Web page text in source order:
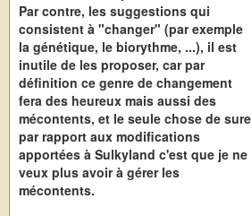
Par contre, les suggestions qui
consistent à "changer" (par exemple
la génétique, le biorythme, ...), il est
inutile de les proposer, car par
définition ce genre de changement
fera des heureux mais aussi des
mécontents, et le seule chose de sure
par rapport aux modifications
apportées à Sulkyland c'est que je ne
veux plus avoir à gérer les
mécontents.